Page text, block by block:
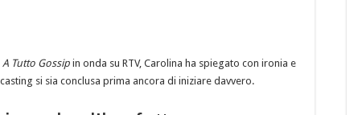
A Tutto Gossip in onda su RTV, Carolina ha spiegato con ironia e
si sia conclusa prima ancora di iniziare davvero.